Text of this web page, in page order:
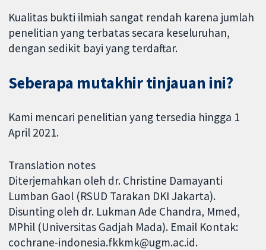
Kualitas bukti ilmiah sangat rendah karena jumlah
penelitian yang terbatas secara keseluruhan,
dengan sedikit bayi yang terdaftar.
Seberapa mutakhir tinjauan ini?
Kami mencari penelitian yang tersedia hingga 1
April 2021.
Translation notes
Diterjemahkan oleh dr. Christine Damayanti
Lumban Gaol (RSUD Tarakan DKI Jakarta).
Disunting oleh dr. Lukman Ade Chandra, Mmed,
MPhil (Universitas Gadjah Mada). Email Kontak:
cochrane-indonesia.fkkmk@ugm.ac.id.